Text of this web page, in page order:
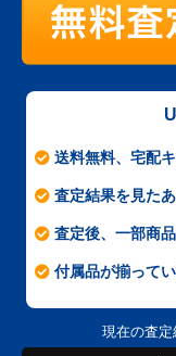
送料無料、宅配
査定結果を見た
査定後、一部商
付属品が揃って
現在の査定